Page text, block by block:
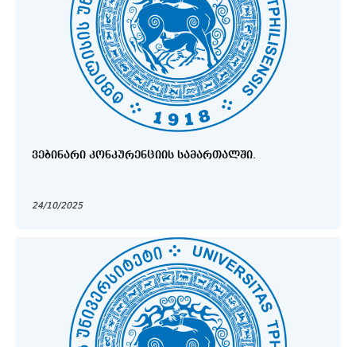
ᲕᲔᲑᲘᲜᲐᲠᲘ ᲙᲝᲜᲙᲣᲠᲔᲜᲪᲘᲘᲡ ᲡᲐᲛᲐᲠᲗᲐᲚᲨᲘ.
24/10/2025